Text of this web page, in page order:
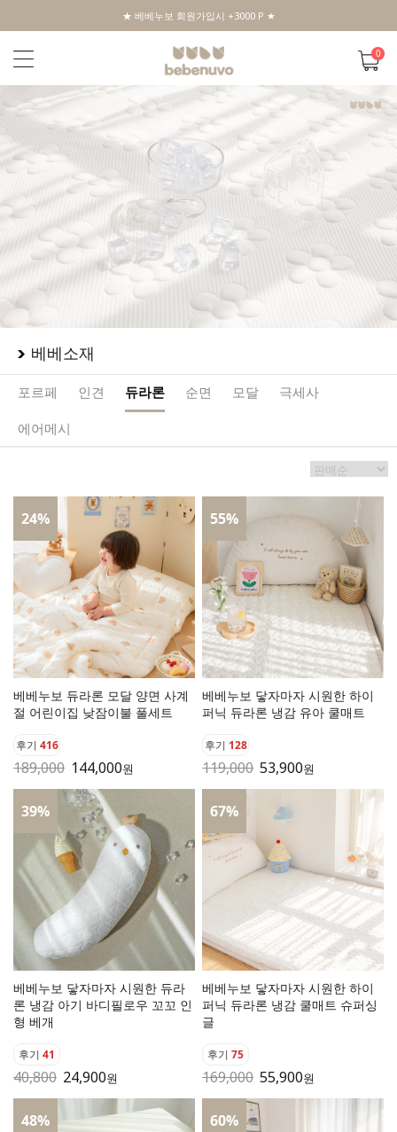
★ 베베누보 회원가입시 +3000 P ★
0
베베소재
포르페 인견 듀라론 순면 모달 극세사
에어메시
24%
베베누보 듀라론 모달 양면 사계
절 어린이집 낮잠이불 풀세트
후기 416
189,000 144,000원
55%
베베누보 닿자마자 시원한 하이
퍼닉 듀라론 냉감 유아 쿨매트
후기 128
119,000 53,900원
39%
베베누보 닿자마자 시원한 듀라
론 냉감 아기 바디필로우 꼬꼬 인
형 베개
후기 41
40,800 24,900원
67%
베베누보 닿자마자 시원한 하이
퍼닉 듀라론 냉감 쿨매트 슈퍼싱
글
후기75
169,000 55,900원
48% 60%